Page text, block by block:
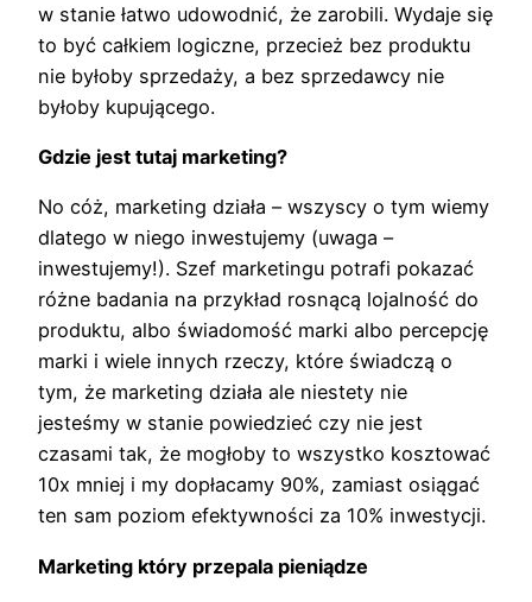
w stanie łatwo udowodnić, że zarobili. Wydaje się
to być całkiem logiczne, przecież bez produktu
nie byłoby sprzedaży, a bez sprzedawcy nie
byłoby kupującego.
Gdzie jest tutaj marketing?
No cóż, marketing działa – wszyscy o tym wiemy
dlatego w niego inwestujemy (uwaga –
inwestujemy!). Szef marketingu potrafi pokazać
różne badania na przykład rosnącą lojalność do
produktu, albo świadomość marki albo percepcję
marki i wiele innych rzeczy, które świadczą o
tym, że marketing działa ale niestety nie
jesteśmy w stanie powiedzieć czy nie jest
czasami tak, że mogłoby to wszystko kosztować
10x mniej i my dopłacamy 90%, zamiast osiągać
ten sam poziom efektywności za 10% inwestycji.
Marketing który przepala pieniądze